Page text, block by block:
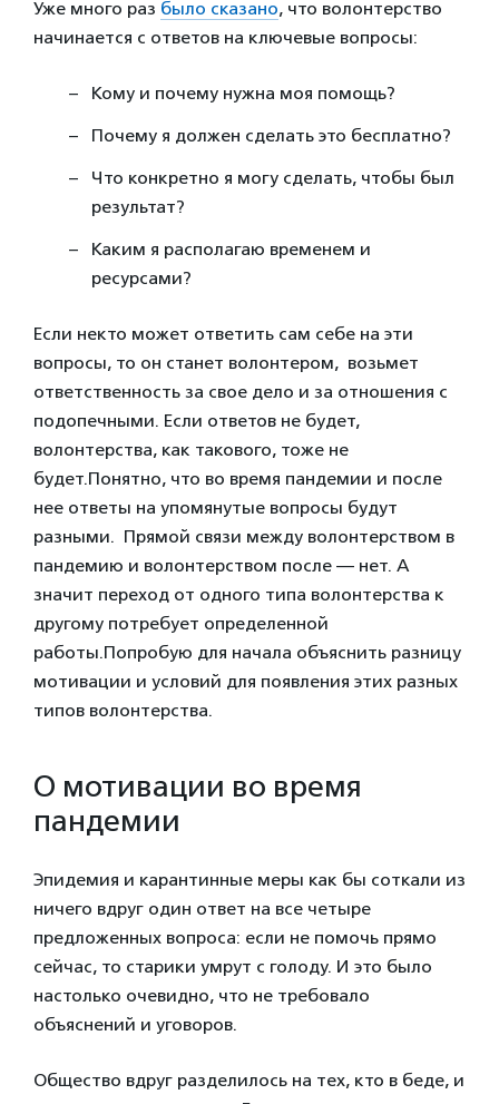
Уже много раз было сказано, что волонтерство
начинается с ответов на ключевые вопросы:
Кому и почему нужна моя помощь?
Почему я должен сделать это бесплатно?
Что конкретно я могу сделать, чтобы был
результат?
Каким я располагаю временем и
ресурсами?
Если некто может ответить сам себе на эти
вопросы, то он станет волонтером, возьмет
ответственность за свое дело и за отношения с
подопечными. Если ответов не будет,
волонтерства, как такового, тоже не
будет.Понятно, что во время пандемии и после
нее ответы на упомянутые вопросы будут
разными. Прямой связи между волонтерством в
пандемию и волонтерством после — нет. А
значит переход от одного типа волонтерства к
другому потребует определенной
работы.Попробую для начала объяснить разницу
мотивации и условий для появления этих разных
типов волонтерства.
О мотивации во время
пандемии
Эпидемия и карантинные меры как бы соткали из
ничего вдруг один ответ на все четыре
предложенных вопроса: если не помочь прямо
сейчас, то старики умрут с голоду. И это было
настолько очевидно, что не требовало
объяснений и уговоров.
Общество вдруг разделилось на тех, кто в беде, и